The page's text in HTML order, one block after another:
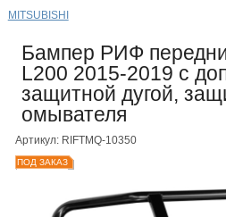
MITSUBISHI
Бампер РИФ
L200 2015-2019 с
защитной дугой,
омывателя
Артикул: RIFTMQ-10350
ПОД ЗАКАЗ